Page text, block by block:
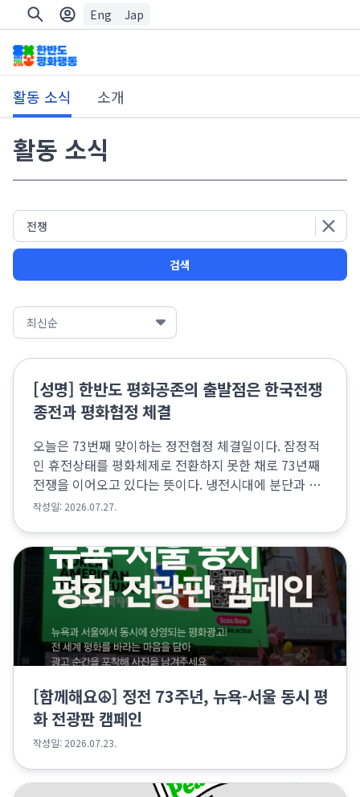
Eng Jap
활동 소식 소개
활동 소식
검색
[성명] 한반도 평화공존의 출발점은 한국전쟁
종전과 평화협정 체결
오늘은 73번째 맞이하는 정전협정 체결일이다. 잠정적
인 휴전상태를 평화체제로 전환하지 못한 채로 73년째
전쟁을 이어오고 있다는 뜻이다. 냉전시대에 분단과 전
쟁에 휘말렸던 남과 북은 탈냉전 시대에도 적대관계와
작성일: 2026.07.27.
[함께해요☮️] 정전 73주년, 뉴욕-서울 동시 평
화 전광판 캠페인
작성일: 2026.07.23.